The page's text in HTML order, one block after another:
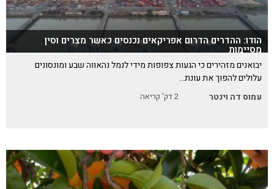
הודו: ההדרים הדרום אפריקאים נכנסים כאשר מצרים וסין
מסיימות
יבואנים מזהירים כי הגעות צפופות מידי לנמל נהאווה שבע ומונסונים
עלולים להפוך את עונת…
עמוס דה וינטר
2דק' קריאה